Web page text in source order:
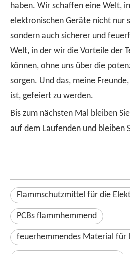
haben. Wir schaffen eine Welt,
elektronischen Geräte nicht nur
sondern auch sicherer und
Welt, in der wir die Vorteile der
können, ohne uns über die
sorgen. Und das, meine
ist, gefeiert zu werden.
Bis zum nächsten Mal bleiben
auf dem Laufenden und bleiben
Flammschutzmittel für die
PCBs flammhemmend
feuerhemmendes Material für